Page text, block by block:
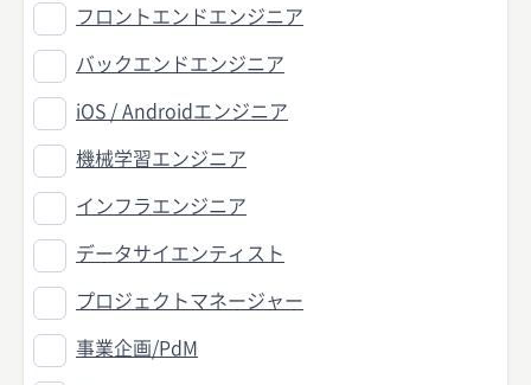
フロントエンドエンジニア
バックエンドエンジニア
iOS / Androidエンジニア
機械学習エンジニア
インフラエンジニア
データサイエンティスト
プロジェクトマネージャー
事業企画/PdM